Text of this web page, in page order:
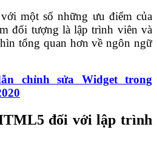
một số những ưu điểm của
đối tượng là lập trình viên và
tổng quan hơn về ngôn ngữ
chỉnh sửa Widget trong
đối với lập trình